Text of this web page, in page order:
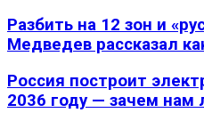
Разбить на 12 зон и
Медведев рассказал
Россия построит
2036 году — зачем нам